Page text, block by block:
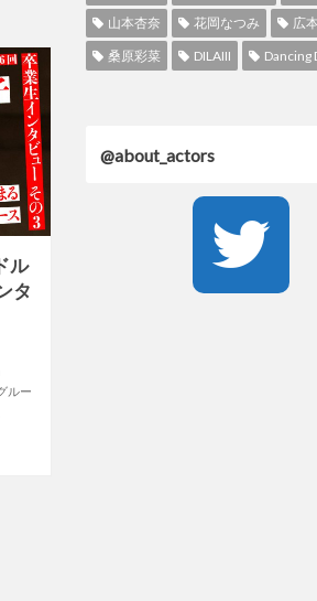
ル
タ
ルー
山本杏奈
花岡なつみ
広
桑原彩菜
DILAIII Dancing
@about_actors